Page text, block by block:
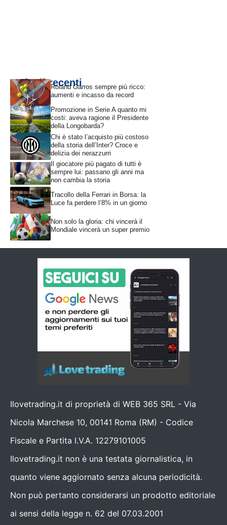
Articoli recentiRoland Garros sempre più ricco:
aumenti e incasso da record
Promozione in Serie A quanto mi
costi: aveva ragione il Presidente
della Longobarda?
Chi è stato l’acquisto più costoso
della storia dell’Inter? Croce e
delizia dei nerazzurri
Il giocatore più pagato di tutti è
sempre lui: passano gli anni ma
non cambia la storia
Tracollo della Ferrari in Borsa: la
Luce fa perdere l’8% in un giorno
Non solo la gloria: chi vincerà il
Mondiale vincerà un super premio
Ilovetrading.it di proprietà di WEB 365 SRL - Via
Nicola Marchese 10, 00141 Roma (RM) - Codice
Fiscale e Partita I.V.A. 12279101005
Ilovetrading.it non è una testata giornalistica, in
quanto viene aggiornato senza alcuna periodicità.
Non può pertanto considerarsi un prodotto editoriale
ai sensi della legge n. 62 del 07.03.2001